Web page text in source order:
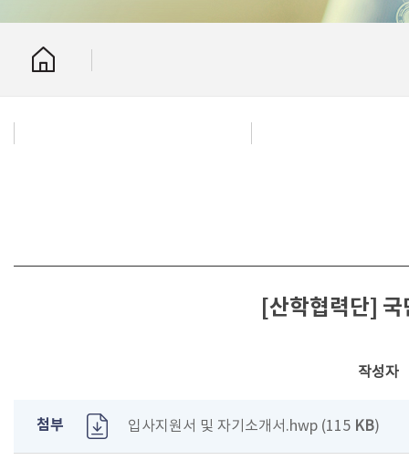
[산학협력단]
작성자
첨부 입사지원서 및 자기소개서.hwp (115 KB)